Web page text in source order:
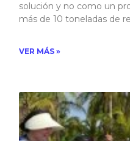
solución y no como un
más de 10 toneladas de
VER MÁS »